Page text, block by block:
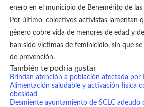
enero en el municipio de Benemérito de las
Por último, colectivos activistas lamentan
género cobre vida de menores de edad y
han sido víctimas de feminicidio, sin que
de prevención.
También te podría gustar
Brindan atención a población afectada por
Alimentación saludable y activación física
obesidad
Desmiente ayuntamiento de SCLC adeudo